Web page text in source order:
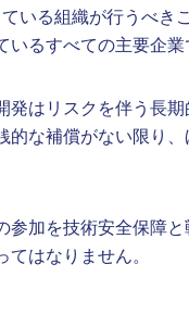
いる組織が行うべ
るすべての主要企業
発はリスクを伴う長
的な補償がない限り
参加を技術安全保障
てはなりません。